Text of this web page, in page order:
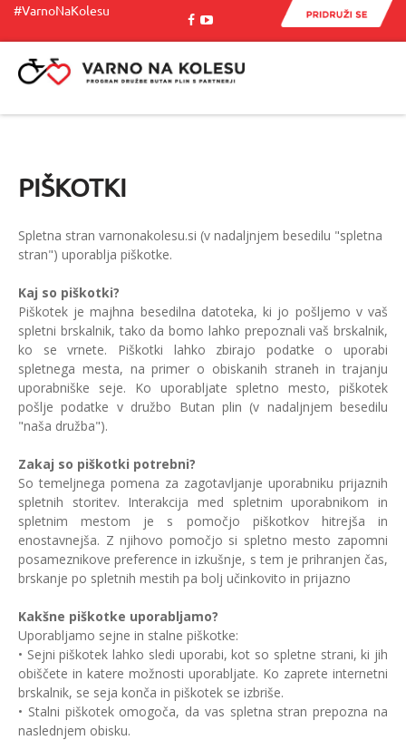
#VarnoNaKolesu
PIŠKOTKI
Spletna stran varnonakolesu.si (v nadaljnjem besedilu "spletna
stran") uporablja piškotke.
Kaj so piškotki?
Piškotek je majhna besedilna datoteka, ki jo pošljemo v vaš
spletni brskalnik, tako da bomo lahko prepoznali vaš brskalnik,
ko se vrnete. Piškotki lahko zbirajo podatke o uporabi
spletnega mesta, na primer o obiskanih straneh in trajanju
uporabniške seje. Ko uporabljate spletno mesto, piškotek
pošlje podatke v družbo Butan plin (v nadaljnjem besedilu
"naša družba").
Zakaj so piškotki potrebni?
So temeljnega pomena za zagotavljanje uporabniku prijaznih
spletnih storitev. Interakcija med spletnim uporabnikom in
spletnim mestom je s pomočjo piškotkov hitrejša in
enostavnejša. Z njihovo pomočjo si spletno mesto zapomni
posameznikove preference in izkušnje, s tem je prihranjen čas,
brskanje po spletnih mestih pa bolj učinkovito in prijazno
Kakšne piškotke uporabljamo?
Uporabljamo sejne in stalne piškotke:
• Sejni piškotek lahko sledi uporabi, kot so spletne strani, ki jih
obiščete in katere možnosti uporabljate. Ko zaprete internetni
brskalnik, se seja konča in piškotek se izbriše.
• Stalni piškotek omogoča, da vas spletna stran prepozna na
naslednjem obisku.